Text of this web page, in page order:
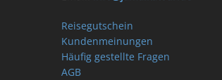
Reisegutschein
Kundenmeinungen
Häufig gestellte Fragen
AGB